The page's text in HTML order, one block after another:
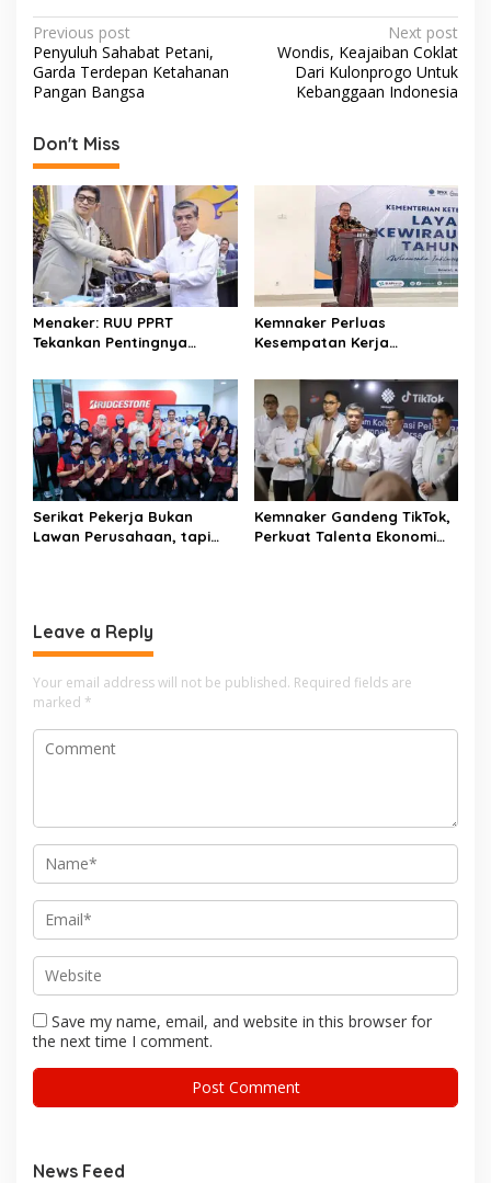
e
b
o
o
k
itt
er
at
s
ar
e
P
o
s
t
n
a
v
i
g
a
t
i
o
n
Previous post
Penyuluh Sahabat Petani,
Garda Terdepan Ketahanan
Pangan Bangsa
Next post
Wondis, Keajaiban Coklat
Dari Kulonprogo Untuk
Kebanggaan Indonesia
Don't Miss
Menaker: RUU PPRT
Tekankan Pentingnya
Tangga
Kemnaker Perluas
Kesempatan Kerja
Wirausaha
Serikat Pekerja Bukan
Lawan Perusahaan, tapi
Kemnaker Gandeng TikTok,
Perkuat Talenta Ekonomi
Leave a Reply
Your email address will not be published. Required fields are
marked *
Save my name, email, and website in this browser for
the next time I comment.
News Feed